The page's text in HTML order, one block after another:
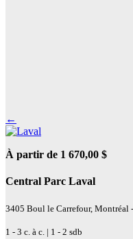
←
À partir de 1 670,00 $
Central Parc Laval
3405 Boul le Carrefour, Montréal
1 - 3 c. à c. | 1 - 2 sdb